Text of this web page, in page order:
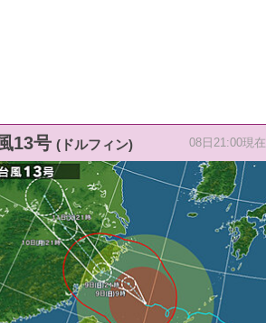
13号 (ドルフィン) 08日21:00現在